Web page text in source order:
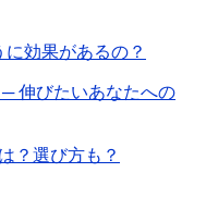
効果があるの？
伸びたいあなたへの
？選び方も？